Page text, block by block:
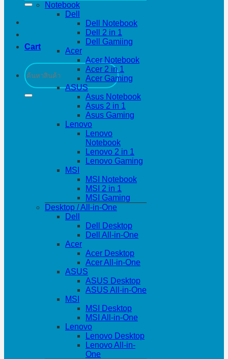
Cart
Search
for:
Notebook
Dell
Dell Notebook
Dell 2 in 1
Dell Gamiing
Acer
Acer Notebook
Acer 2 in 1
Acer Gaming
ASUS
Asus Notebook
Asus 2 in 1
Asus Gaming
Lenovo
Lenovo
Notebook
Lenovo 2 in 1
Lenovo Gaming
MSI
MSI Notebook
MSI 2 in 1
MSI Gaming
Desktop / All-in-One
Dell
Dell Desktop
Dell All-in-One
Acer
Acer Desktop
Acer All-in-One
ASUS
ASUS Desktop
ASUS All-in-One
MSI
MSI Desktop
MSI All-in-One
Lenovo
Lenovo Desktop
Lenovo All-in-
One